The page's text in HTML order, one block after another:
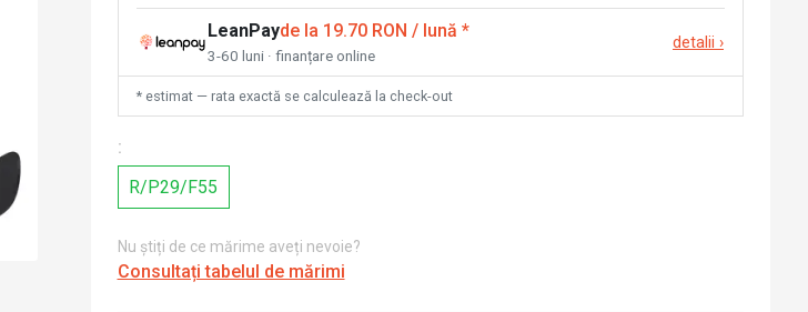
LeanPayde la 19.70 RON / lună *
3-60 luni · finanțare online
detalii ›
* estimat — rata exactă se calculează la check-out
:
R/P29/F55
Nu știți de ce mărime aveți nevoie?
Consultați tabelul de mărimi